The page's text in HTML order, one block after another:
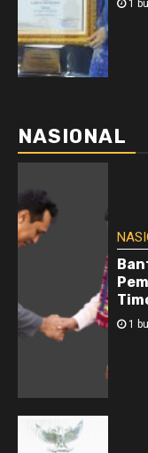
1
NASIONAL
1